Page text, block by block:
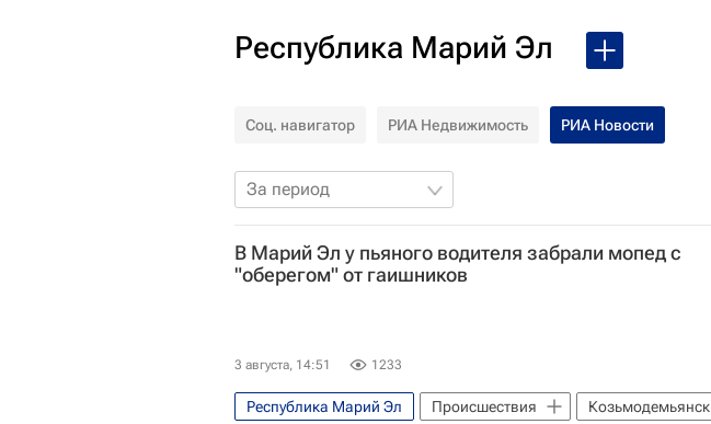
Республика Марий Эл
Соц. навигатор РИА Недвижимость РИА Новости
За период
В Марий Эл у пьяного водителя забрали мопед с
"оберегом" от гаишников
3 августа, 14:51 1233
Республика Марий Эл Происшествия Козьмодемьянск